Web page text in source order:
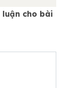
luận cho bài